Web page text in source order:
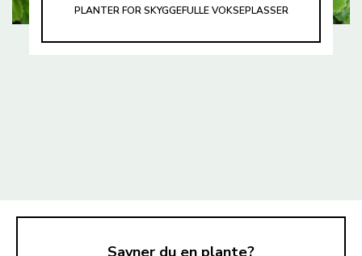
PLANTER FOR SKYGGEFULLE VOKSEPLASSER
Savner du en plante?